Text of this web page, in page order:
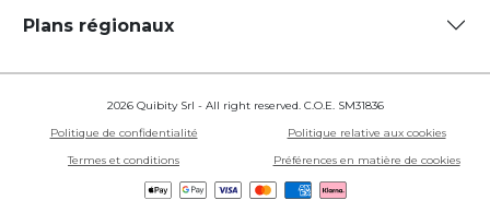
Plans régionaux
2026 Quibity Srl - All right reserved. C.O.E. SM31836
Politique de confidentialité
Politique relative aux cookies
Termes et conditions
Préférences en matière de cookies